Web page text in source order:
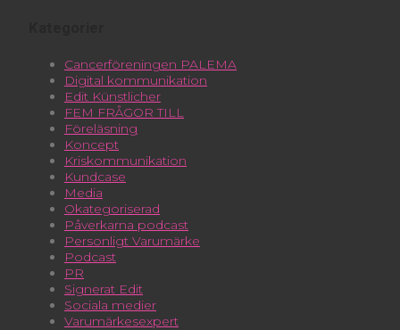
Cancerföreningen PALEMA
Digital kommunikation
Edit Künstlicher
FEM FRÅGOR TILL
Föreläsning
Koncept
Kriskommunikation
Kundcase
Media
Okategoriserad
Påverkarna podcast
Personligt Varumärke
Podcast
PR
Signerat Edit
Sociala medier
Varumärkesexpert